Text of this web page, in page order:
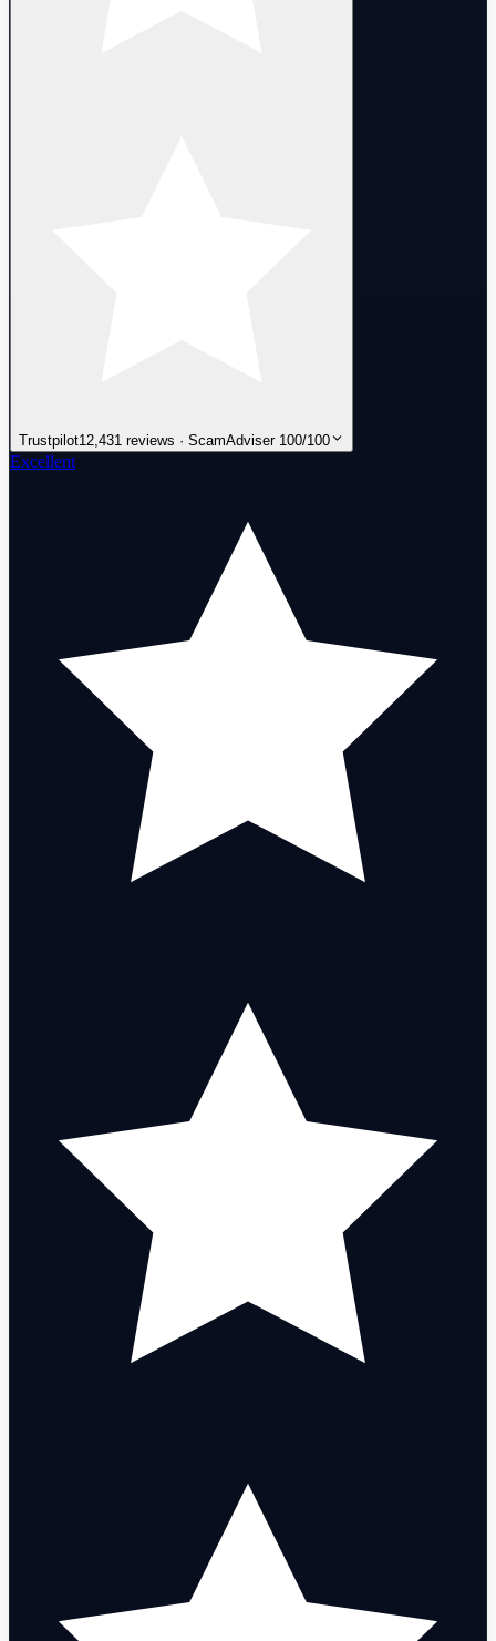
Trustpilot12,431 reviews · ScamAdviser 100/100
Excellent